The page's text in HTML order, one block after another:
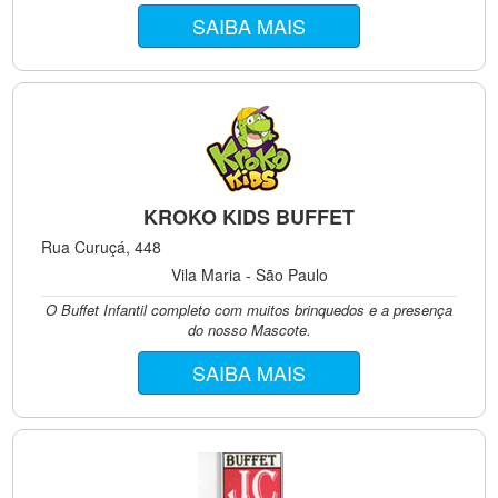
SAIBA MAIS
KROKO KIDS BUFFET
Rua Curuçá, 448
Vila Maria - São Paulo
O Buffet Infantil completo com muitos brinquedos e a presença
do nosso Mascote.
SAIBA MAIS